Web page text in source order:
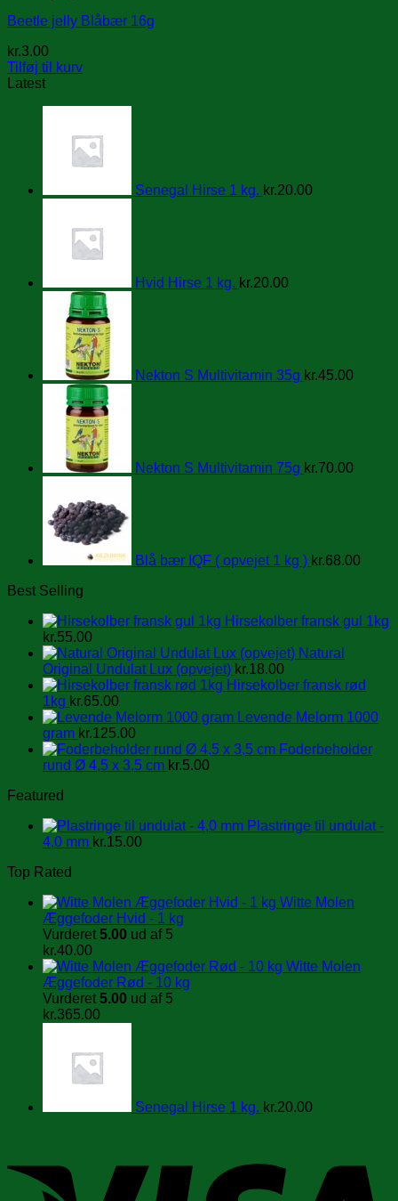
Beetle jelly Blåbær 16g
kr.3.00
Tilføj til kurv
Latest
Senegal Hirse 1 kg. kr.20.00
Hvid Hirse 1 kg. kr.20.00
Nekton S Multivitamin 35g kr.45.00
Nekton S Multivitamin 75g kr.70.00
Blå bær IQF ( opvejet 1 kg ) kr.68.00
Best Selling
Hirsekolber fransk gul 1kg
kr.55.00
Natural
Original Undulat Lux (opvejet) kr.18.00
Hirsekolber fransk rød
1kg kr.65.00
Levende Melorm 1000
gram kr.125.00
Foderbeholder
rund Ø 4,5 x 3,5 cm kr.5.00
Featured
Plastringe til undulat -
4,0 mm kr.15.00
Top Rated
Witte Molen
Æggefoder Hvid - 1 kg
Vurderet 5.00 ud af 5
kr.40.00
Witte Molen
Æggefoder Rød - 10 kg
Vurderet 5.00 ud af 5
kr.365.00
Senegal Hirse 1 kg. kr.20.00